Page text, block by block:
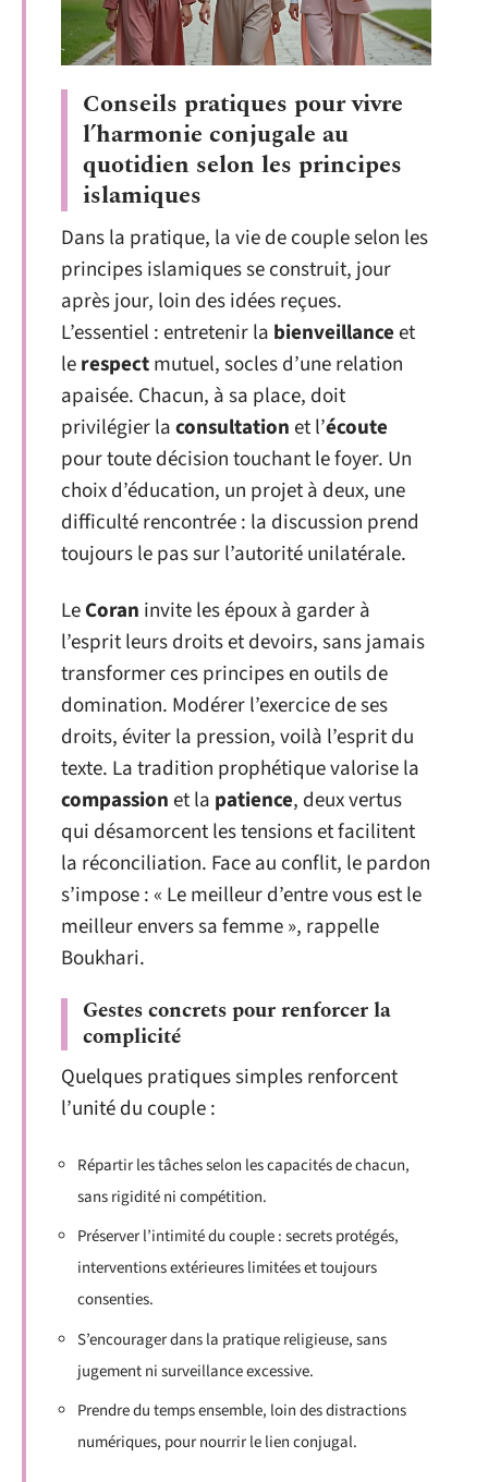
Conseils pratiques pour vivre
l’harmonie conjugale au
quotidien selon les principes
islamiques
Dans la pratique, la vie de couple selon les
principes islamiques se construit, jour
après jour, loin des idées reçues.
L’essentiel : entretenir la bienveillanceet
lerespectmutuel, socles d’une relation
apaisée. Chacun, à sa place, doit
privilégier laconsultationet l’écoute
pour toute décision touchant le foyer. Un
choix d’éducation, un projet à deux, une
difficulté rencontrée : la discussion prend
toujours le pas sur l’autorité unilatérale.
LeCoran invite les époux à garder à
l’esprit leurs droits et devoirs, sans jamais
transformer ces principes en outils de
domination. Modérer l’exercice de ses
droits, éviter la pression, voilà l’esprit du
texte. La tradition prophétique valorise la
compassionet la patience, deux vertus
qui désamorcent les tensions et facilitent
la réconciliation. Face au conflit, le pardon
s’impose : « Le meilleur d’entre vous est le
meilleur envers sa femme », rappelle
Boukhari.
Gestes concrets pour renforcer la
complicité
Quelques pratiques simples renforcent
l’unité du couple :
Répartir les tâches selon les capacités de chacun,
sans rigidité ni compétition.
Préserver l’intimité du couple : secrets protégés,
interventions extérieures limitées et toujours
consenties.
S’encourager dans la pratique religieuse, sans
jugement ni surveillance excessive.
Prendre du temps ensemble, loin des distractions
numériques, pour nourrir le lien conjugal.